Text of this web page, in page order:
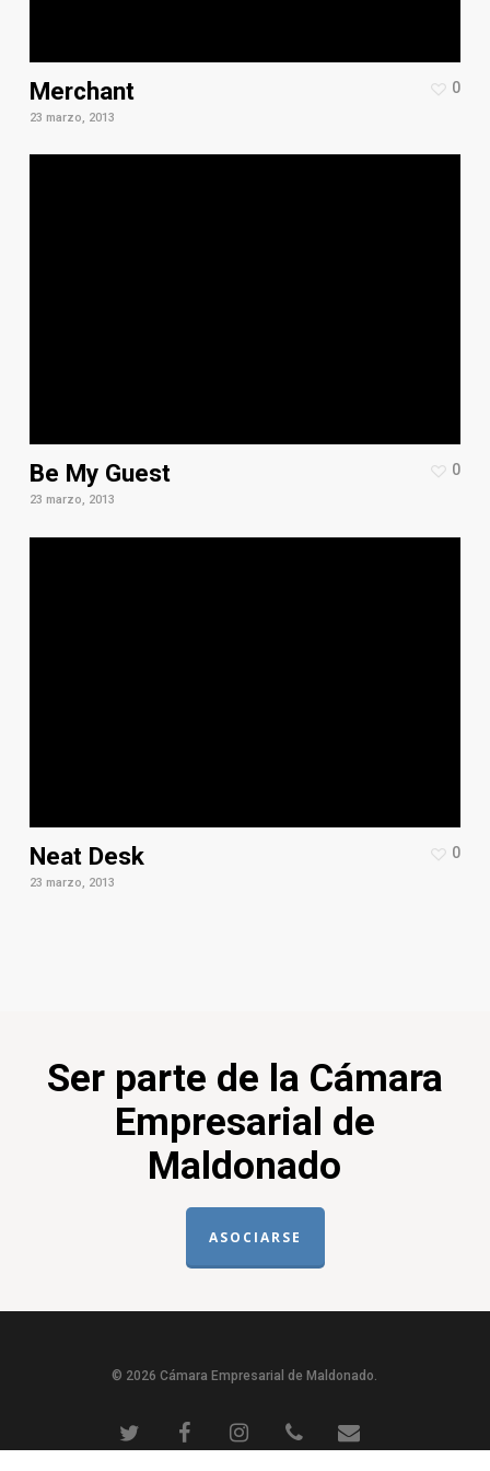
Merchant
23 marzo, 2013
0
Be My Guest
23 marzo, 2013
0
Neat Desk
23 marzo, 2013
0
Ser parte de la Cámara
Empresarial de
Maldonado
ASOCIARSE
© 2026 Cámara Empresarial de Maldonado.
twitter facebookinstagramphone email